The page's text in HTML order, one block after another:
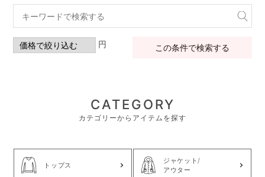
円 この条件で検索する
CATEGORY
カテゴリーからアイテムを探す
トップス
ジャケット/
アウター